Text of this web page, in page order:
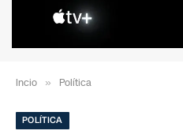
Incio » Política
POLÍTICA